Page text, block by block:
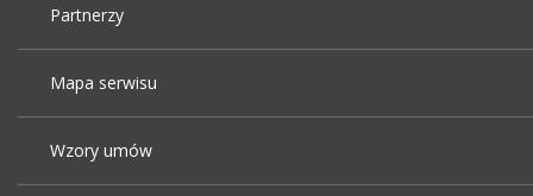
Partnerzy
Mapa serwisu
Wzory umów